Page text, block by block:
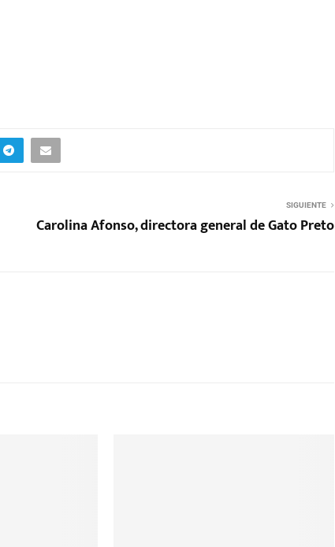
SIGUIENTE
Carolina Afonso, directora general de Gato Preto